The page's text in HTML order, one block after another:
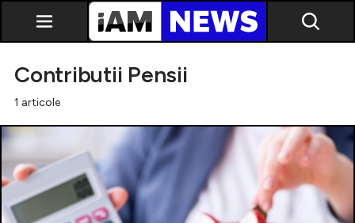
Exclusiv
Contributii Pensii
1 articole